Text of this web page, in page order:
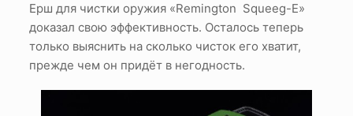
Ерш для чистки оружия «Remington Squeeg-E»
доказал свою эффективность. Осталось теперь
только выяснить на сколько чисток его хватит,
прежде чем он придёт в негодность.